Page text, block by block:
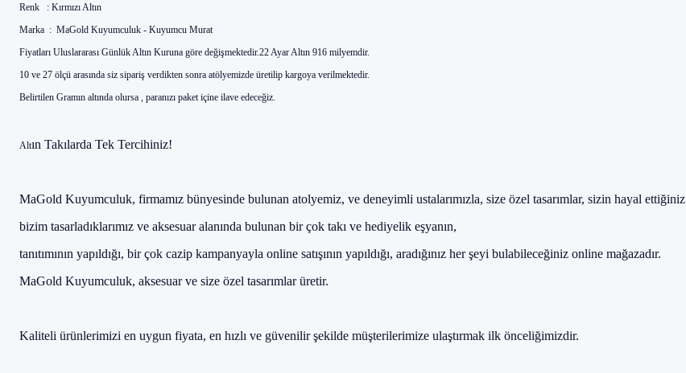
Renk : Kırmızı Altın
Marka : MaGold Kuyumculuk - Kuyumcu Murat
Fiyatları Uluslararası Günlük Altın Kuruna göre değişmektedir.22 Ayar Altın 916 milyemdir.
10 ve 27 ölçü arasında siz sipariş verdikten sonra atölyemizde üretilip kargoya verilmektedir.
Belirtilen Gramın altında olursa , paranızı paket içine ilave edeceğiz.
Altın Takılarda Tek Tercihiniz!
MaGold Kuyumculuk, firmamız bünyesinde bulunan atolyemiz, ve deneyimli ustalarımızla, size özel tasarımlar, sizin hayal ettiğiniz
bizim tasarladıklarımız ve aksesuar alanında bulunan birçok takı ve hediyelik eşyanın,
tanıtımının yapıldığı, birçok cazip kampanyayla online satışının yapıldığı, aradığınız her şeyi bulabileceğiniz online mağazadır.
MaGold Kuyumculuk, aksesuar ve size özel tasarımlarüretir.
Kaliteli ürünlerimizi en uygun fiyata, en hızlı ve güvenilirşekilde müşterilerimize ulaştırmak ilk önceliğimizdir.